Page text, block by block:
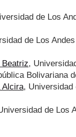
de Los
de Los
,
Bolivariana
Alcira, Universidad
de Los